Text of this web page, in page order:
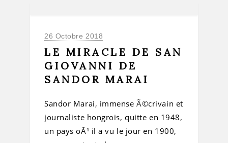
26 Octobre 2018
LE MIRACLE DE SAN
GIOVANNI DE
SANDOR MARAI
Sandor Marai, immense Ã©crivain et
journaliste hongrois, quitte en 1948,
un pays oÃ¹ il a vu le jour en 1900,